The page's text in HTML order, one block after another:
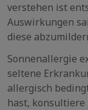
verstehen ist
Auswirkungen
diese
Sonnenallergie
seltene
allergisch
hast, konsultiere